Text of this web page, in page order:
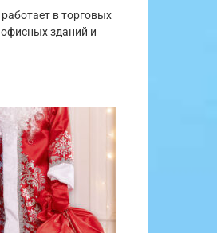
в торговых
офисных зданий и